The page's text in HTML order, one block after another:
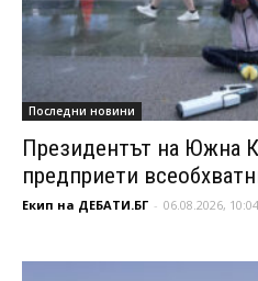
Последни новини
Президентът на Южна
предприети
Екип на ДЕБАТИ.БГ - 06.08.2026, 10:04